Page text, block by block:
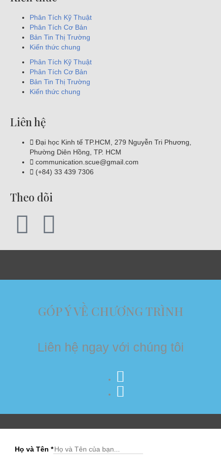
Phân Tích Kỹ Thuật
Phân Tích Cơ Bản
Bản Tin Thị Trường
Kiến thức chung
Phân Tích Kỹ Thuật
Phân Tích Cơ Bản
Bản Tin Thị Trường
Kiến thức chung
Liên hệ
Đại học Kinh tế TP.HCM, 279 Nguyễn Tri Phương,
Phường Diên Hồng, TP. HCM
communication.scue@gmail.com
(+84) 33 439 7306
Theo dõi
GÓP Ý VỀ CHƯƠNG TRÌNH
Liên hệ ngay với chúng tôi
Họ và Tên *